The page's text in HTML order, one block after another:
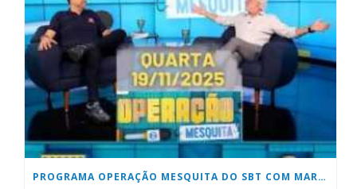
PROGRAMA OPERAÇÃO MESQUITA DO SBT COM MARCOS PALHARES